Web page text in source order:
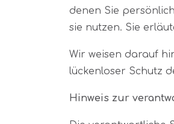
denen Sie
sie nutzen. Sie
Wir weisen darauf
lückenloser Schutz
Hinweis zur